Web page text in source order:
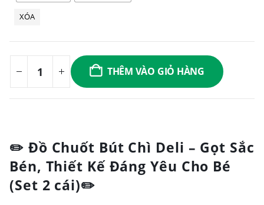
XÓA
THÊM VÀO GIỎ HÀNG
✏️ Đồ Chuốt Bút Chì Deli – Gọt Sắc
Bén, Thiết Kế Đáng Yêu Cho Bé
(Set 2 cái)✏️